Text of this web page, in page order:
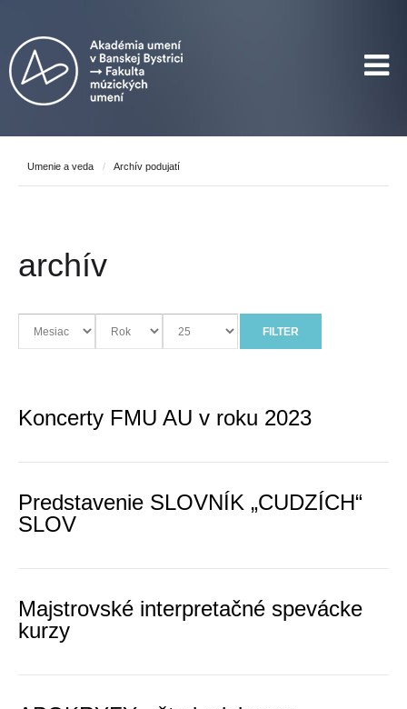
Umenie a veda / Archív podujatí
archív
FILTER
Koncerty FMU AU v roku 2023
Predstavenie SLOVNÍK „CUDZÍCH“
SLOV
Majstrovské interpretačné spevácke
kurzy